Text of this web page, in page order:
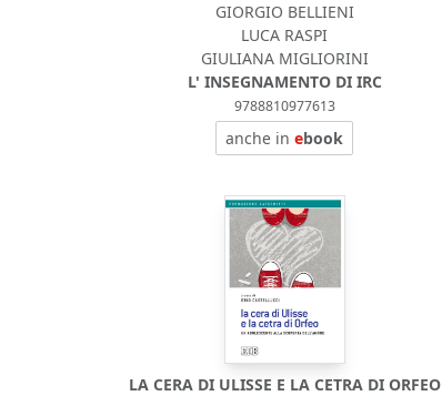
GIORGIO BELLIENI
LUCA RASPI
GIULIANA MIGLIORINI
L' INSEGNAMENTO DI IRC
9788810977613
anche inebook
LA CERA DI ULISSE E LA CETRA DI ORFEO